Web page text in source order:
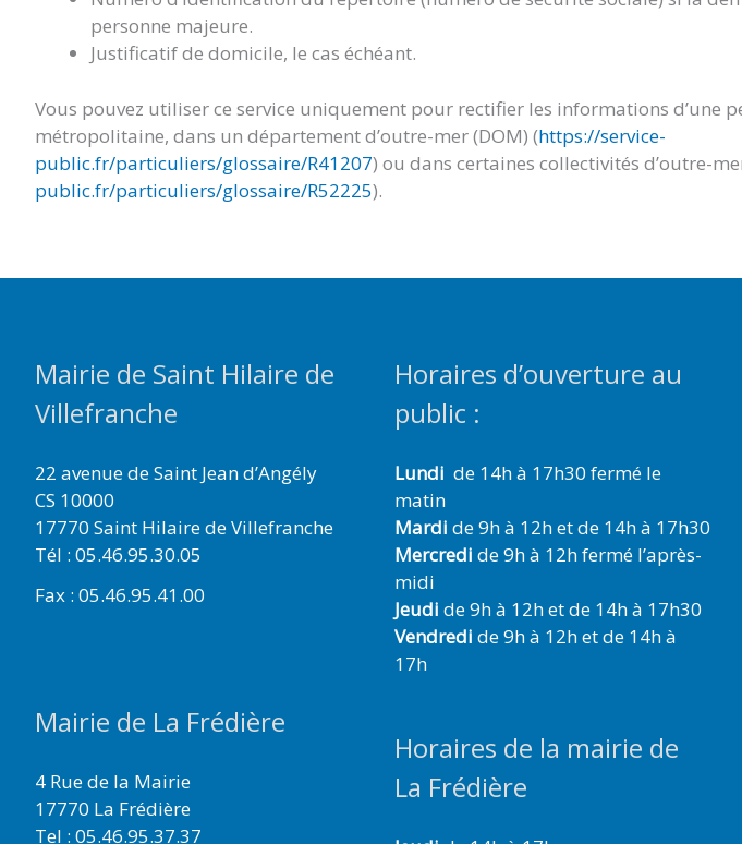
personne majeure.
Justificatif de domicile, le cas échéant.
Vous pouvez utiliser ce service uniquement pour rectifier les informations d’une
métropolitaine, dans un département d’outre-mer (DOM) (https://service-
public.fr/particuliers/glossaire/R41207) ou dans certaines collectivités d’outre-
public.fr/particuliers/glossaire/R52225).
Mairie de Saint Hilaire de
Villefranche
22 avenue de Saint Jean d’Angély
CS 10000
17770 Saint Hilaire de Villefranche
Tél : 05.46.95.30.05
Fax : 05.46.95.41.00
Mairie de La Frédière
4 Rue de la Mairie
17770 La Frédière
Tel : 05.46.95.37.37
Horaires d’ouverture au
public :
Lundi de 14h à 17h30 fermé le
matin
Mardi de 9h à 12h et de 14h à 17h30
Mercredi de 9h à 12h fermé l’après-
midi
Jeudi de 9h à 12h et de 14h à 17h30
Vendredi de 9h à 12h et de 14h à
17h
Horaires de la mairie de
La Frédière